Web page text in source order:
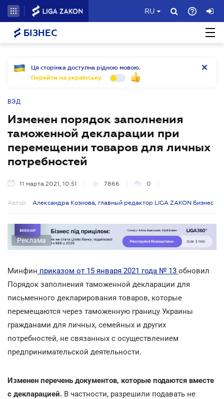
RU
БІЗНЕС
Ця сторінка доступна рідною мовою.
Перейти на українську
ВЭД
Изменен порядок заполнения
таможенной декларации при
перемещении товаров для личных
потребностей
11 марта 2021, 10:51 7866 0
Автор: Александра Кознова, главный редактор LIGA ZAKON Бизнес
Реклама
Минфин приказом от 15 января 2021 года № 13 обновил
Порядок заполнения таможенной декларации для
письменного декларирования товаров, которые
перемещаются через таможенную границу Украины
гражданами для личных, семейных и других
потребностей, не связанных с осуществлением
предпринимательской деятельности.
Изменен перечень документов, которые подаются вместе
с декларацией. В частности, разрешили подавать не